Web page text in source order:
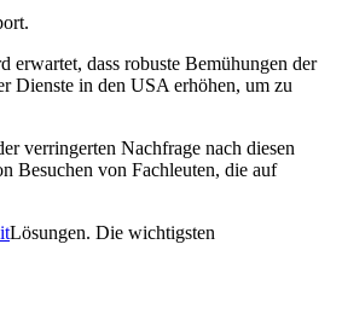
erwartet, dass robuste Bemühungen der
Dienste in den USA erhöhen, um zu
verringerten Nachfrage nach diesen
Besuchen von Fachleuten, die auf
Lösungen. Die wichtigsten